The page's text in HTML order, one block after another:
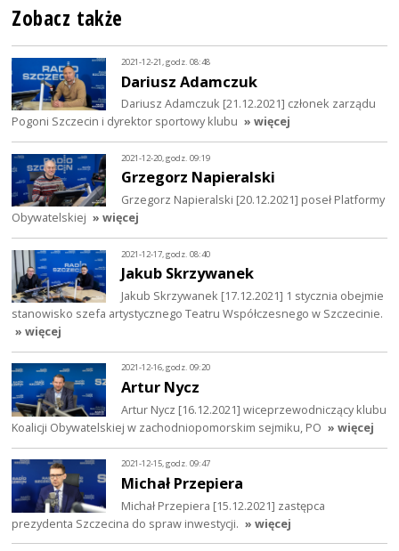
Zobacz także
2021-12-21, godz. 08:48
Dariusz Adamczuk
Dariusz Adamczuk [21.12.2021] członek zarządu
Pogoni Szczecin i dyrektor sportowy klubu » więcej
2021-12-20, godz. 09:19
Grzegorz Napieralski
Grzegorz Napieralski [20.12.2021] poseł Platformy
Obywatelskiej » więcej
2021-12-17, godz. 08:40
Jakub Skrzywanek
Jakub Skrzywanek [17.12.2021] 1 stycznia obejmie
stanowisko szefa artystycznego Teatru Współczesnego w Szczecinie.
» więcej
2021-12-16, godz. 09:20
Artur Nycz
Artur Nycz [16.12.2021] wiceprzewodniczący klubu
Koalicji Obywatelskiej w zachodniopomorskim sejmiku, PO » więcej
2021-12-15, godz. 09:47
Michał Przepiera
Michał Przepiera [15.12.2021] zastępca
prezydenta Szczecina do spraw inwestycji. » więcej